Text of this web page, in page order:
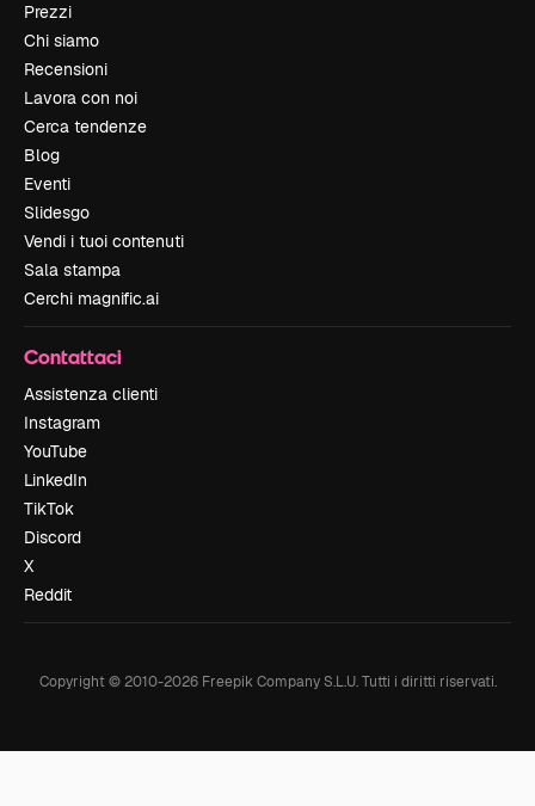
Prezzi
Chi siamo
Recensioni
Lavora con noi
Cerca tendenze
Blog
Eventi
Slidesgo
Vendi i tuoi contenuti
Sala stampa
Cerchi magnific.ai
Contattaci
Assistenza clienti
Instagram
YouTube
LinkedIn
TikTok
Discord
X
Reddit
Copyright © 2010-2026Freepik Company S.L.U. Tutti i diritti riservati.